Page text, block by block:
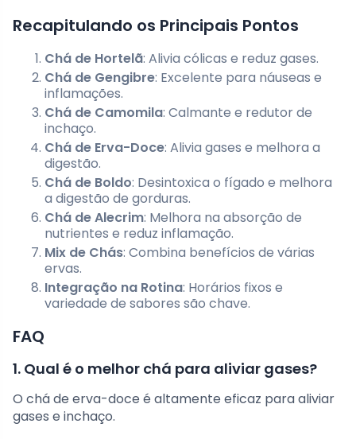
Recapitulando os Principais Pontos
Chá de Hortelã: Alivia cólicas e reduz gases.
Chá de Gengibre: Excelente para náuseas e
inflamações.
Chá de Camomila: Calmante e redutor de
inchaço.
Chá de Erva-Doce: Alivia gases e melhora a
digestão.
Chá de Boldo: Desintoxica o fígado e melhora
a digestão de gorduras.
Chá de Alecrim: Melhora na absorção de
nutrientes e reduz inflamação.
Mix de Chás: Combina benefícios de várias
ervas.
Integração na Rotina: Horários fixos e
variedade de sabores são chave.
FAQ
1. Qual é o melhor chá para aliviar gases?
O chá de erva-doce é altamente eficaz para aliviar
gases e inchaço.